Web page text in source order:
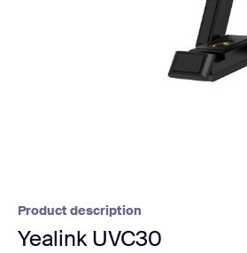
Product description
Yealink UVC30